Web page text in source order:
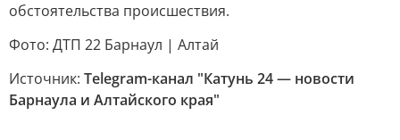
обстоятельства происшествия.
Фото: ДТП 22 Барнаул | Алтай
Источник: Telegram-канал "Катунь 24 — новости
Барнаула и Алтайского края"